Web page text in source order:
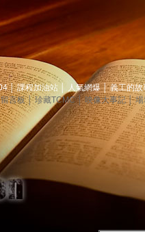
│ 課程加油站 人氣網爆│ 義工的故
留言板│ 珍藏TCMC│ 映像大事記│